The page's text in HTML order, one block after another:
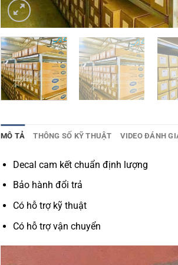
MÔ TẢ THÔNG SỐ KỸ THUẬT VIDEO ĐÁNH
Decal cam kết chuẩn định lượng
Bảo hành đổi trả
Có hỗ trợ kỹ thuật
Có hỗ trợ vận chuyển